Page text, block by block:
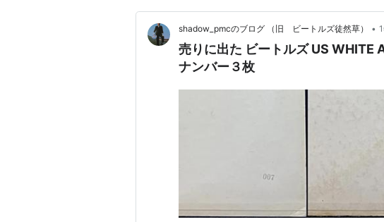
shadow_pmcのブログ （旧 ビートルズ徒然草） •
売りに出た ビートルズ US WHITE
ナンバー３枚